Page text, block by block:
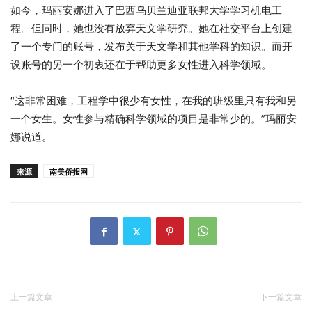
如今，玛丽安娜进入了巴西乌贝兰迪亚联邦大学学习机电工
程。但同时，她也没有放弃天文学研究。她在社交平台上创建
了一个专门的账号，发布关于天文学和其他学科的知识。而开
设账号的另一个初衷还在于帮助更多女性进入科学领域。
“这非常困难，工程学中很少有女性，在我的班级里只有我和另
一个女生。女性参与精确科学领域的项目是非常少的。”玛丽安
娜说道。
来源 南美侨报网
上一篇文章 下一篇文章